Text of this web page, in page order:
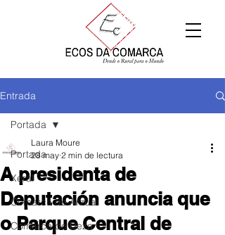
Entrada
Portada
Xeral
Comarca de Arzúa
Comarca de Deza
Portada
A presidenta de
Deputación anuncia que
o Parque Central de
Laura Moure
28 may 2 min de lectura